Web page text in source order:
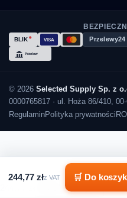
Przelewy24
© 2026 Selected Supply Sp. z
0000765817 · ul. Hoża 86/410,
RegulaminPolityka prywatności
244,77 złz VAT
🛒 Do
Do koszyka